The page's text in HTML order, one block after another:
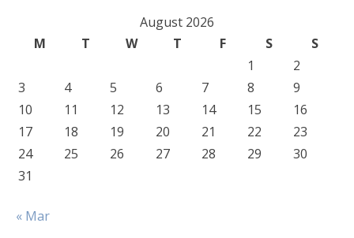
August 2026
M
T W T F S
S
1
2
3
4 5 6 7 8
9
10
11 12 13 14 15
16
17
18 19 20 21 22
23
24
25 26 27 28 29
30
31
« Mar